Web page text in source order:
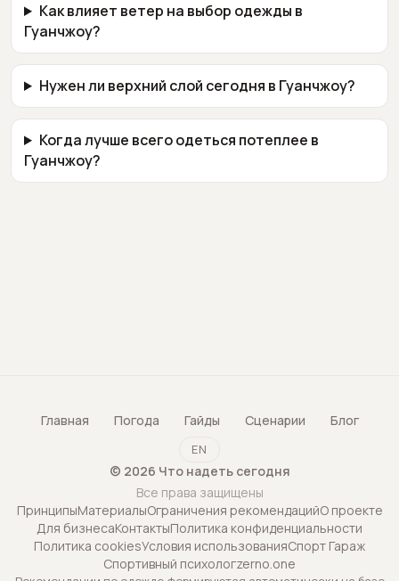
Как влияет ветер на выбор одежды в
Гуанчжоу?
Нужен ли верхний слой сегодня в Гуанчжоу?
Когда лучше всего одеться потеплее в
Гуанчжоу?
Главная Погода Гайды Сценарии Блог
EN
© 2026 Что надеть сегодня
Все права защищены
ПринципыМатериалыОграничения рекомендацийО проекте
Для бизнесаКонтактыПолитика конфиденциальности
Политика cookiesУсловия использованияСпорт Гараж
Спортивный психологzerno.one